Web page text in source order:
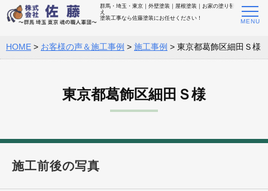
群馬・埼玉・東京｜外壁塗装｜屋根塗装｜お家の塗り替
え
塗装工事なら佐藤塗装にお任せください！
HOME > お客様の声＆施工事例 > 施工事例 > 東京都葛飾区細田Ｓ様
東京都葛飾区細田Ｓ様
施工前後の写真